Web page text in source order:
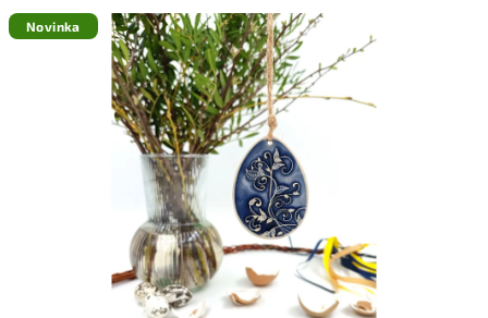
produktu
je
0,0
hvězdiček.
Novinka